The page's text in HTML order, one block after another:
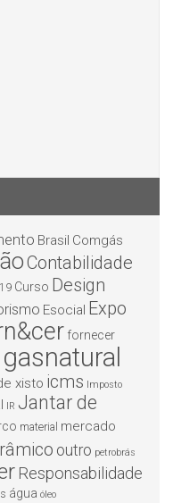
Brasil Comgás
Contabilidade
Curso Design
Esocial Expo
fornecer
gasnatural
xisto icms Imposto
IR Jantar de
material mercado
outro petrobrás
Responsabilidade
água óleo